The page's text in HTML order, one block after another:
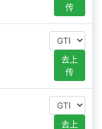
传
去上
传
去上